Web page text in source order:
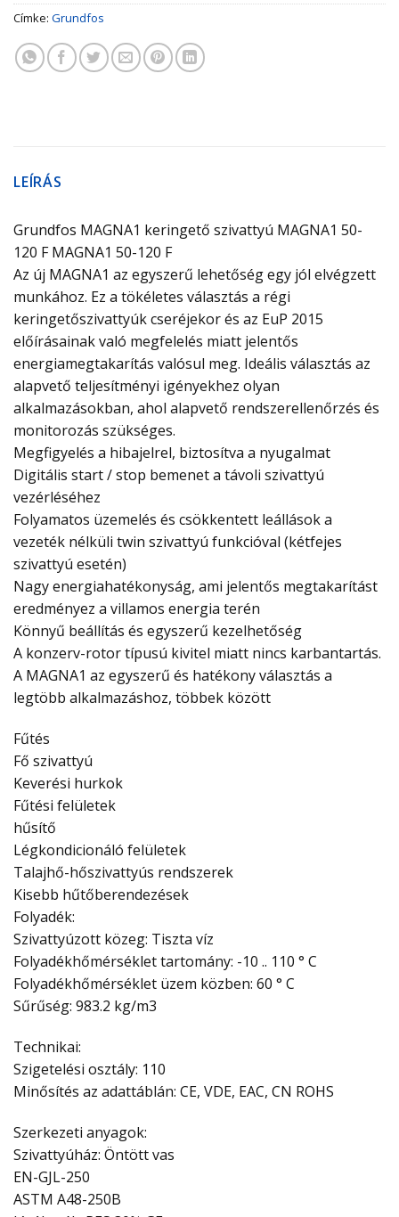
Címke: Grundfos
LEÍRÁS
Grundfos MAGNA1 keringető szivattyú MAGNA1 50-
120 F MAGNA1 50-120 F
Az új MAGNA1 az egyszerű lehetőség egy jól elvégzett
munkához. Ez a tökéletes választás a régi
keringetőszivattyúk cseréjekor és az EuP 2015
előírásainak való megfelelés miatt jelentős
energiamegtakarítás valósul meg. Ideális választás az
alapvető teljesítményi igényekhez olyan
alkalmazásokban, ahol alapvető rendszerellenőrzés és
monitorozás szükséges.
Megfigyelés a hibajelrel, biztosítva a nyugalmat
Digitális start / stop bemenet a távoli szivattyú
vezérléséhez
Folyamatos üzemelés és csökkentett leállások a
vezeték nélküli twin szivattyú funkcióval (kétfejes
szivattyú esetén)
Nagy energiahatékonyság, ami jelentős megtakarítást
eredményez a villamos energia terén
Könnyű beállítás és egyszerű kezelhetőség
A konzerv-rotor típusú kivitel miatt nincs karbantartás.
A MAGNA1 az egyszerű és hatékony választás a
legtöbb alkalmazáshoz, többek között
Fűtés
Fő szivattyú
Keverési hurkok
Fűtési felületek
hűsítő
Légkondicionáló felületek
Talajhő-hőszivattyús rendszerek
Kisebb hűtőberendezések
Folyadék:
Szivattyúzott közeg: Tiszta víz
Folyadékhőmérséklet tartomány: -10 .. 110 ° C
Folyadékhőmérséklet üzem közben: 60 ° C
Sűrűség: 983.2 kg/m3
Technikai:
Szigetelési osztály: 110
Minősítés az adattáblán: CE, VDE, EAC, CN ROHS
Szerkezeti anyagok:
Szivattyúház: Öntött vas
EN-GJL-250
ASTM A48-250B